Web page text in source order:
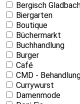
Bergisch
Biergarten
Boutique
Büchermarkt
Buchhandlung
Burger
Café
CMD -
Currywurst
Damenmode